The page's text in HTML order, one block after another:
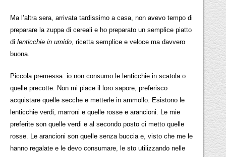
Ma l’altra sera, arrivata tardissimo a casa, non avevo tempo di
preparare la zuppa di cereali e ho preparato un semplice piatto
dilenticchie in umido, ricetta semplice e veloce ma davvero
buona.
Piccola premessa: io non consumo le lenticchie in scatola o
quelle precotte. Non mi piace il loro sapore, preferisco
acquistare quelle secche e metterle in ammollo. Esistono le
lenticchie verdi, marroni e quelle rosse e arancioni. Le mie
preferite son quelle verdi e al secondo posto ci metto quelle
rosse. Le arancioni son quelle senza buccia e, visto che me le
hanno regalate e le devo consumare, le sto utilizzando nelle